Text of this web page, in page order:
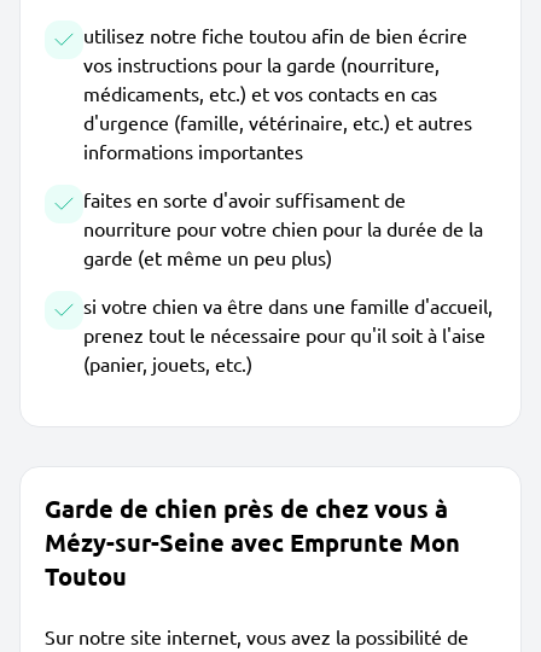
utilisez notre fiche toutou afin de bien écrire
vos instructions pour la garde (nourriture,
médicaments, etc.) et vos contacts en cas
d'urgence (famille, vétérinaire, etc.) et autres
informations importantes
faites en sorte d'avoir suffisament de
nourriture pour votre chien pour la durée de la
garde (et même un peu plus)
si votre chien va être dans une famille d'accueil,
prenez tout le nécessaire pour qu'il soit à l'aise
(panier, jouets, etc.)
Garde de chien près de chez vous à
Mézy-sur-Seine avec Emprunte Mon
Toutou
Sur notre site internet, vous avez la possibilité de